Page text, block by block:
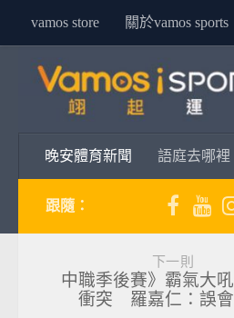
vamos store 關於vamos sports
晚安體育新聞 語庭去哪裡
跟隨：
下一則
中職季後賽》霸氣大
衝突 羅嘉仁：誤會